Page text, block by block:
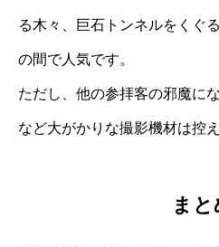
る木々、巨石トンネルをくぐ
の間で人気です。
ただし、他の参拝客の邪魔に
など大がかりな撮影機材は控
まと